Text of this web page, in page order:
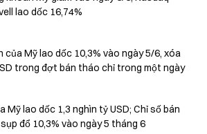
lao dốc 16,74%
của Mỹ lao dốc 10,3% vào ngày 5/6, xóa
trong đợt bán tháo chỉ trong một ngày
Mỹ lao dốc 1,3 nghìn tỷ USD; Chỉ số bán
đổ 10,3% vào ngày 5 tháng 6